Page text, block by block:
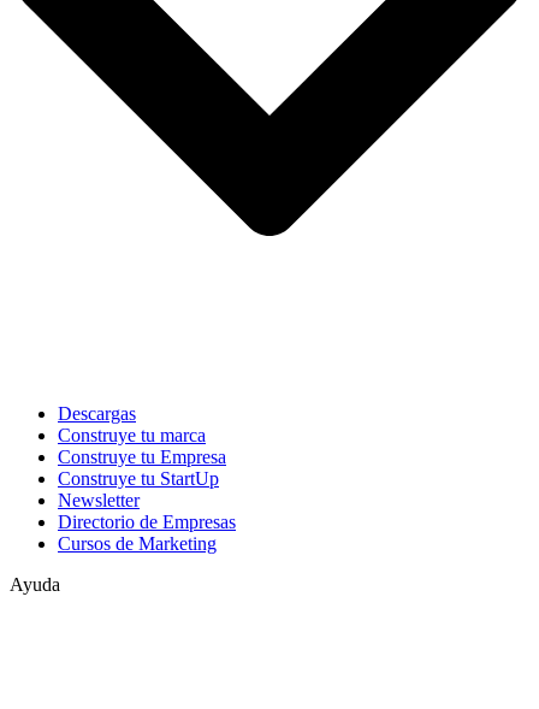
Descargas
Construye tu marca
Construye tu Empresa
Construye tu StartUp
Newsletter
Directorio de Empresas
Cursos de Marketing
Ayuda